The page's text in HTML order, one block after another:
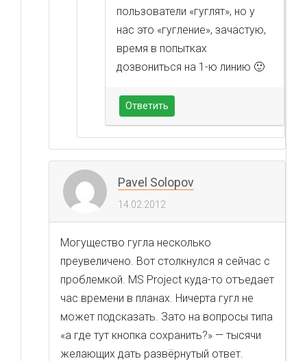
пользователи «гуглят», но у
нас это «гугление», зачастую,
время в попытках
дозвониться на 1-ю линию 🙂
Ответить
Pavel Solopov
14.02.2012
Могущество гугла несколько
преувеличено. Вот столкнулся я сейчас с
проблемкой. MS Project куда-то отъедает
час времени в планах. Ничерта гугл не
может подсказать. Зато на вопросы типа
«а где тут кнопка сохранить?» — тысячи
желающих дать развёрнутый ответ.